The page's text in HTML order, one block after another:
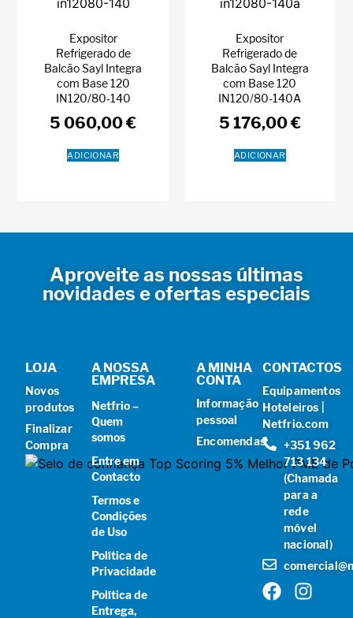
Expositor
Refrigerado de
Balcão Sayl Integra
com Base 120
IN120/80-140
5 060,00€
ADICIONAR
Expositor
Refrigerado de
Balcão Sayl Integra
com Base 120
IN120/80-140A
5 176,00€
ADICIONAR
Aproveite as nossas últimas
novidades e ofertas especiais
LOJA
Novos
produtos
Finalizar
Compra
A NOSSA
EMPRESA
Netfrio –
Quem
somos
Entre em
Contacto
Termos e
Condições
de Uso
Política de
Privacidade
Política de
Entrega,
A MINHA
CONTA
Informação
pessoal
Encomendas
CONTACTOS
Equipamentos
Hoteleiros |
Netfrio.com
+351 962
713 134
(Chamada
para a
rede
móvel
nacional)